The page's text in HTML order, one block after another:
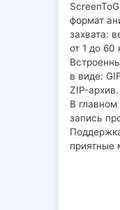
формат
захвата:
от 1 до 60
в виде:
ZIP-архив.
В
запись
приятные